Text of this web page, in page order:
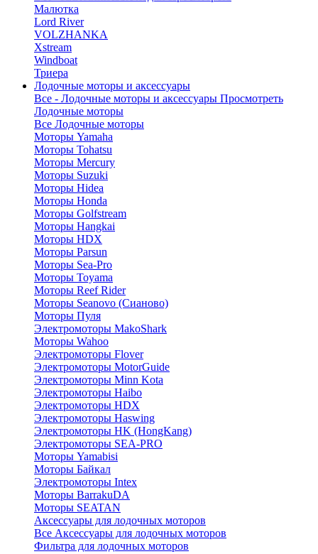
Малютка
Lord River
VOLZHANKA
Xstream
Windboat
Триера
Лодочные моторы и аксессуары
Все - Лодочные моторы и аксессуары Просмотреть
Лодочные моторы
Все Лодочные моторы
Моторы Yamaha
Моторы Tohatsu
Моторы Mercury
Моторы Suzuki
Моторы Hidea
Моторы Honda
Моторы Golfstream
Моторы Hangkai
Моторы HDX
Моторы Parsun
Моторы Sea-Pro
Моторы Toyama
Моторы Reef Rider
Моторы Seanovo (Сианово)
Моторы Пуля
Электромоторы MakoShark
Моторы Wahoo
Электромоторы Flover
Электромоторы MotorGuide
Электромоторы Minn Kota
Электромоторы Haibo
Электромоторы HDX
Электромоторы Haswing
Электромоторы HK (HongKang)
Электромоторы SEA-PRO
Моторы Yamabisi
Моторы Байкал
Электромоторы Intex
Моторы BarrakuDA
Моторы SEATAN
Аксессуары для лодочных моторов
Все Аксессуары для лодочных моторов
Фильтра для лодочных моторов